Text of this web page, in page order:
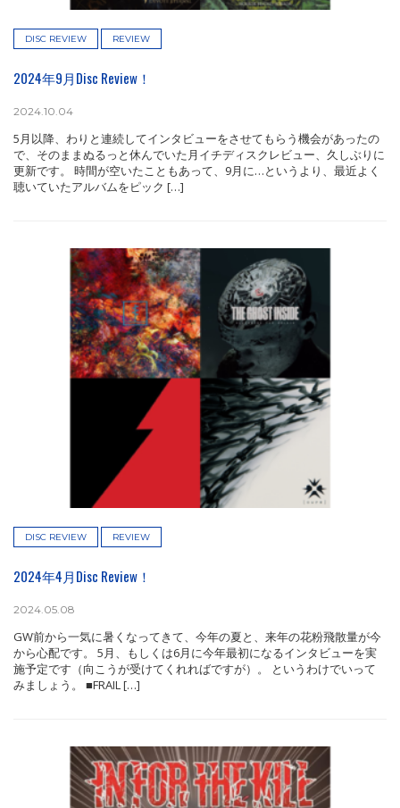
DISC REVIEW REVIEW
2024年9月Disc Review！
2024.10.04
5月以降、わりと連続してインタビューをさせてもらう機会があったの
で、そのままぬるっと休んでいた月イチディスクレビュー、久しぶりに
更新です。 時間が空いたこともあって、9月に…というより、最近よく
聴いていたアルバムをピック […]
DISC REVIEW REVIEW
2024年4月Disc Review！
2024.05.08
GW前から一気に暑くなってきて、今年の夏と、来年の花粉飛散量が今
から心配です。 5月、もしくは6月に今年最初になるインタビューを実
施予定です（向こうが受けてくれればですが）。 というわけでいって
みましょう。 ■FRAIL […]